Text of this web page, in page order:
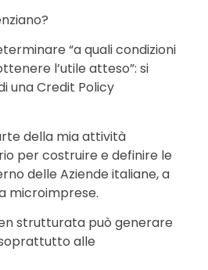
“a quali condizioni
l’utile atteso”: si
una Credit Policy
della mia attività
per costruire e definire le
delle Aziende italiane, a
microimprese.
strutturata può generare
alle